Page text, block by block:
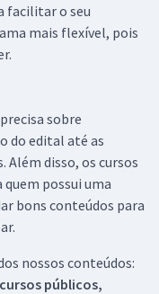
facilitar o seu
mais flexível, pois
sobre
do edital até as
Além disso, os cursos
possui uma
bons conteúdos para
nossos conteúdos:
públicos,